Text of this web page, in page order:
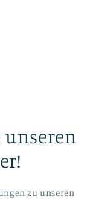
unseren
zu unseren